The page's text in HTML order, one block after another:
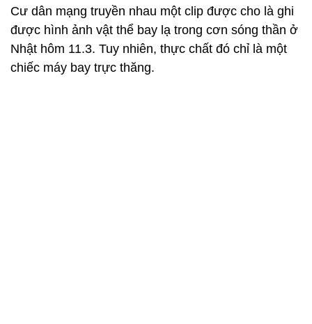
Cư dân mạng truyền nhau một clip được cho là ghi
được hình ảnh vật thể bay lạ trong cơn sóng thần ở
Nhật hôm 11.3. Tuy nhiên, thực chất đó chỉ là một
chiếc máy bay trực thăng.